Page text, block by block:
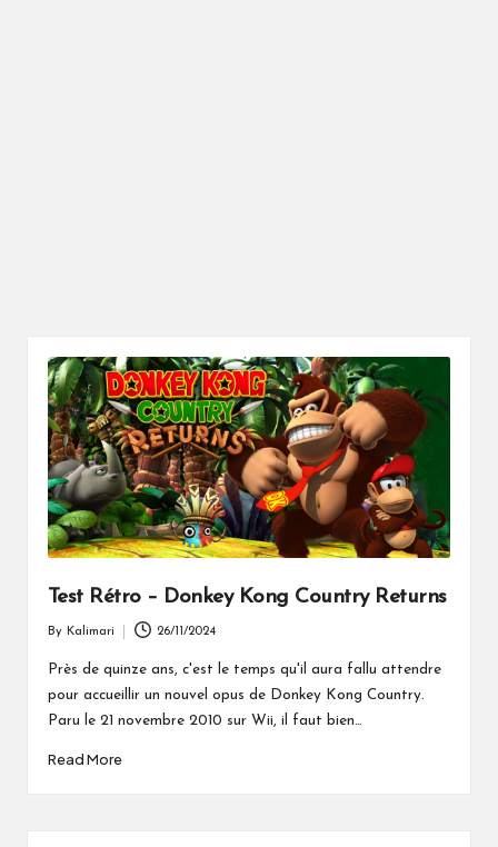
Test Rétro – Donkey Kong Country Returns
Posted
by
By Kalimari 26/11/2024
Près de quinze ans, c'est le temps qu'il aura fallu attendre
pour accueillir un nouvel opus de Donkey Kong Country.
Paru le 21 novembre 2010 sur Wii, il faut bien…
Read More